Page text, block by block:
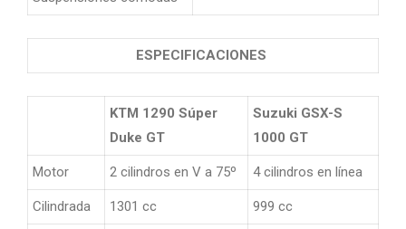
ESPECIFICACIONES
KTM 1290 Súper
Duke GT
Suzuki GSX-S
1000 GT
Motor 2 cilindros en V a 75º 4 cilindros en línea
Cilindrada 1301 cc 999 cc